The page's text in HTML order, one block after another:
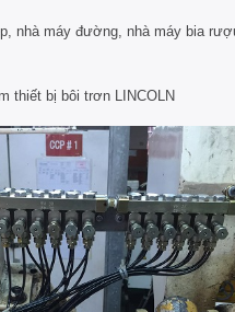
nhà máy đường, nhà máy bia
thiết bị bôi trơn LINCOLN